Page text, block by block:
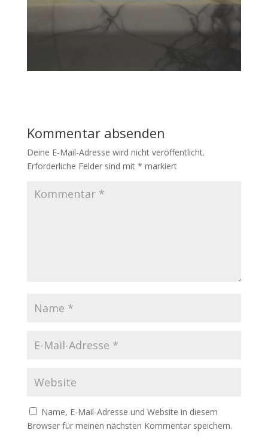
Kommentar absenden
Deine E-Mail-Adresse wird nicht veröffentlicht.
Erforderliche Felder sind mit * markiert
Name, E-Mail-Adresse und Website in diesem
Browser für meinen nächsten Kommentar speichern.